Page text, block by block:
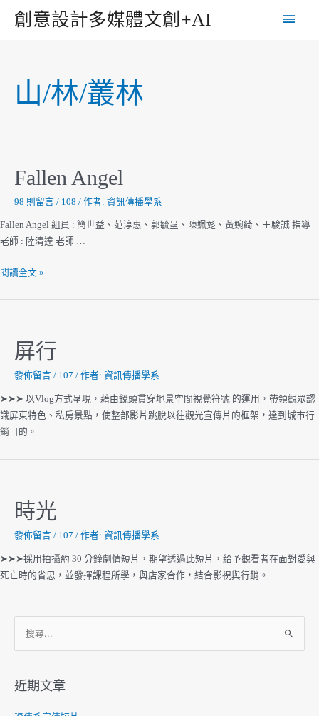
創意設計多媒體文創+AI
主
山/林/叢林
Fallen Angel
98 則留言 / 108 / 作者: 資訊傳播學系
Fallen Angel 組員 : 簡世益、范淳惠、郭毓呈、陳姵彣、黃婉綺、王駿誠 指導
老師 : 陸清達 老師 …
Fallen
閱讀全文 »
屏行
發佈留言 / 107 / 作者: 資訊傳播學系
➤➤➤ 以Vlog方式呈現，藉由鏡頭貫穿地景空間視覺符號 的運用，帶領觀眾認
識屏東特色、私房景點，使整部影片跳脫以往觀光宣傳片的框架，達到城市行
銷目的。
時光
發佈留言 / 107 / 作者: 資訊傳播學系
➤➤➤採用拍攝約 30 分鐘劇情短片，期望透過此短片，給予觀看者在面對愛與
死亡時的省思，並發揮課程所學，與店家合作，結合影視與行銷。
鍵
:
近期文章